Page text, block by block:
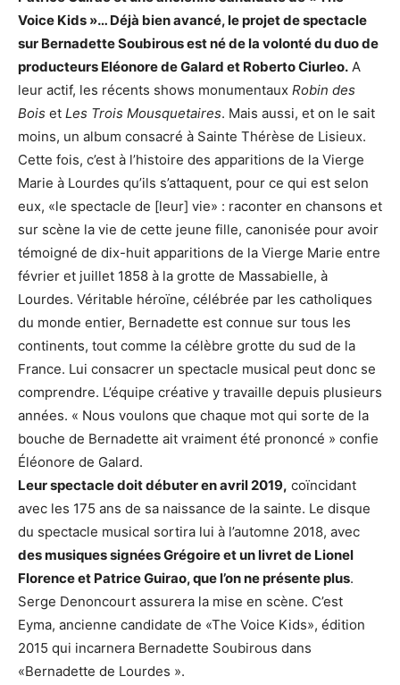
Voice Kids »… Déjà bien avancé, le projet de spectacle
sur Bernadette Soubirous est né de la volonté du duo de
producteurs Eléonore de Galard et Roberto Ciurleo. A
leur actif, les récents shows monumentaux Robin des
Bois et Les Trois Mousquetaires. Mais aussi, et on le sait
moins, un album consacré à Sainte Thérèse de Lisieux.
Cette fois, c’est à l’histoire des apparitions de la Vierge
Marie à Lourdes qu’ils s’attaquent, pour ce qui est selon
eux, «le spectacle de [leur] vie» : raconter en chansons et
sur scène la vie de cette jeune fille, canonisée pour avoir
témoigné de dix-huit apparitions de la Vierge Marie entre
février et juillet 1858 à la grotte de Massabielle, à
Lourdes. Véritable héroïne, célébrée par les catholiques
du monde entier, Bernadette est connue sur tous les
continents, tout comme la célèbre grotte du sud de la
France. Lui consacrer un spectacle musical peut donc se
comprendre. L’équipe créative y travaille depuis plusieurs
années. « Nous voulons que chaque mot qui sorte de la
bouche de Bernadette ait vraiment été prononcé » confie
Éléonore de Galard.
Leur spectacle doit débuter en avril 2019, coïncidant
avec les 175 ans de sa naissance de la sainte. Le disque
du spectacle musical sortira lui à l’automne 2018, avec
des musiques signées Grégoire et un livret de Lionel
Florence et Patrice Guirao, que l’on ne présente plus.
Serge Denoncourt assurera la mise en scène. C’est
Eyma, ancienne candidate de «The Voice Kids», édition
2015 qui incarnera Bernadette Soubirous dans
«Bernadette de Lourdes ».